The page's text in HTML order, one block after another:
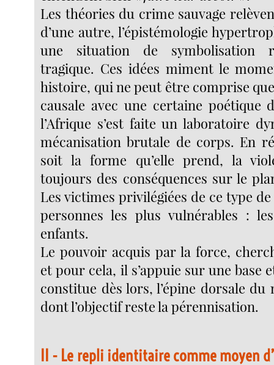
Les théories du crime sauvage
d’une autre, l’épistémologie
une situation de symbolisation
tragique. Ces idées miment le
histoire, qui ne peut être comprise
causale avec une certaine poétique
l’Afrique s’est faite un laboratoire
mécanisation brutale de corps. En
soit la forme qu’elle prend, la
toujours des conséquences sur le
Les victimes privilégiées de ce type
personnes les plus vulnérables :
enfants.
Le pouvoir acquis par la force,
et pour cela, il s’appuie sur une base
constitue dès lors, l’épine dorsale du
dont l’objectif reste la pérennisation.
II - Le repli identitaire comme moyen